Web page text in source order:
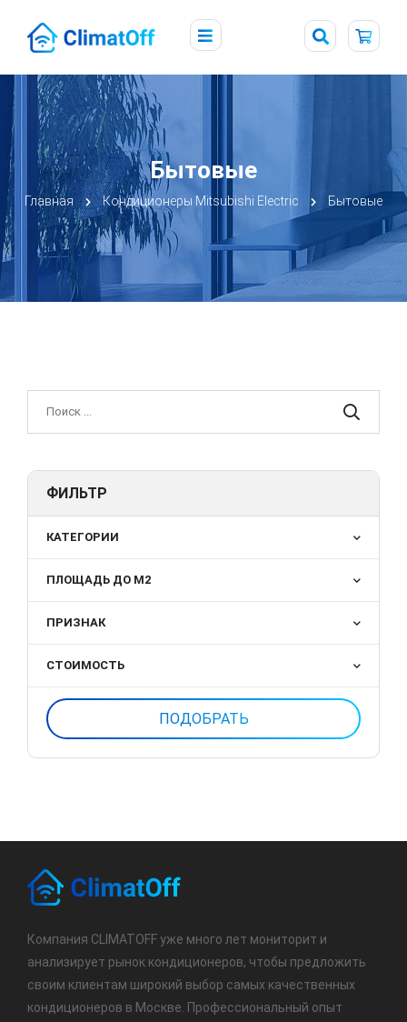
Бытовые
Главная Кондиционеры Mitsubishi Electric Бытовые
ФИЛЬТР
КАТЕГОРИИ
ПЛОЩАДЬ ДО М2
ПРИЗНАК
СТОИМОСТЬ
Компания CLIMATOFF уже много лет мониторит и
анализирует рынок кондиционеров, чтобы предложить
своим клиентам широкий выбор самых качественных
кондиционеров в Москве. Профессиональный опыт